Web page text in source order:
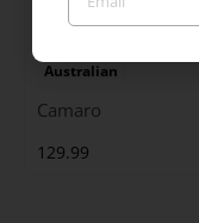
Australian
Camaro
129.99